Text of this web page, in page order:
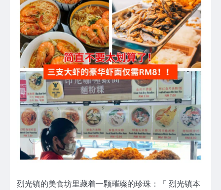
烈光镇的美食坊里藏着一颗璀璨的珍珠：「 烈光镇本